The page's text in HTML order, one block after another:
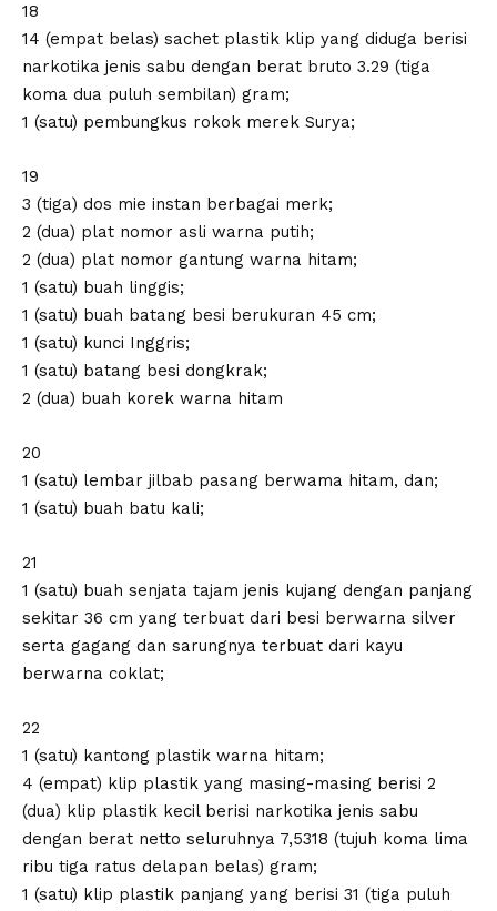
18
14 (empat belas) sachet plastik klip yang diduga berisi
narkotika jenis sabu dengan berat bruto 3.29 (tiga
koma dua puluh sembilan) gram;
1 (satu) pembungkus rokok merek Surya;
19
3 (tiga) dos mie instan berbagai merk;
2 (dua) plat nomor asli warna putih;
2 (dua) plat nomor gantung warna hitam;
1 (satu) buah linggis;
1 (satu) buah batang besi berukuran 45 cm;
1 (satu) kunci Inggris;
1 (satu) batang besi dongkrak;
2 (dua) buah korek warna hitam
20
1 (satu) lembar jilbab pasang berwama hitam, dan;
1 (satu) buah batu kali;
21
1 (satu) buah senjata tajam jenis kujang dengan panjang
sekitar 36 cm yang terbuat dari besi berwarna silver
serta gagang dan sarungnya terbuat dari kayu
berwarna coklat;
22
1 (satu) kantong plastik warna hitam;
4 (empat) klip plastik yang masing-masing berisi 2
(dua) klip plastik kecil berisi narkotika jenis sabu
dengan berat netto seluruhnya 7,5318 (tujuh koma lima
ribu tiga ratus delapan belas) gram;
1 (satu) klip plastik panjang yang berisi 31 (tiga puluh